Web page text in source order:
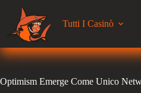
contenuto
Tutti I Casinò
Optimism Emerge Come Unico